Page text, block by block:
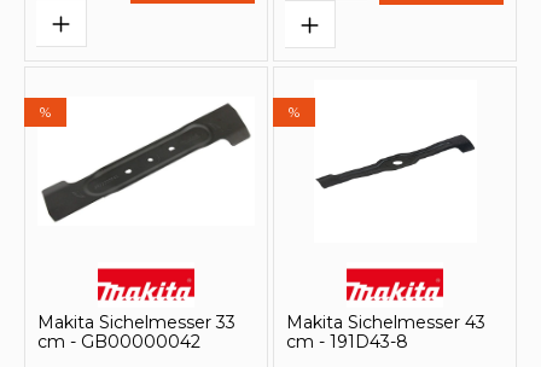
%
Makita Sichelmesser 33
cm - GB00000042
%
Makita Sichelmesser 43
cm - 191D43-8